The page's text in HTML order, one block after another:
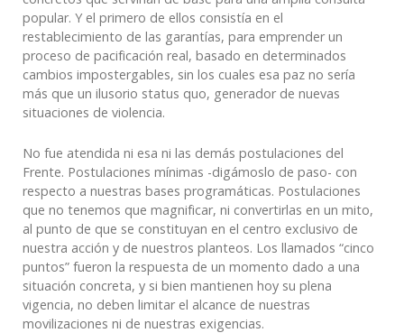
popular. Y el primero de ellos consistía en el
restablecimiento de las garantías, para emprender un
proceso de pacificación real, basado en determinados
cambios impostergables, sin los cuales esa paz no sería
más que un ilusorio status quo, generador de nuevas
situaciones de violencia.
No fue atendida ni esa ni las demás postulaciones del
Frente. Postulaciones mínimas -digámoslo de paso- con
respecto a nuestras bases programáticas. Postulaciones
que no tenemos que magnificar, ni convertirlas en un mito,
al punto de que se constituyan en el centro exclusivo de
nuestra acción y de nuestros planteos. Los llamados “cinco
puntos” fueron la respuesta de un momento dado a una
situación concreta, y si bien mantienen hoy su plena
vigencia, no deben limitar el alcance de nuestras
movilizaciones ni de nuestras exigencias.